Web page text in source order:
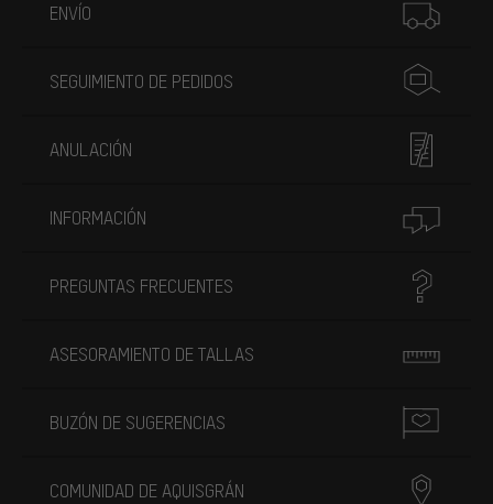
ENVÍO
SEGUIMIENTO DE PEDIDOS
ANULACIÓN
INFORMACIÓN
PREGUNTAS FRECUENTES
ASESORAMIENTO DE TALLAS
BUZÓN DE SUGERENCIAS
COMUNIDAD DE AQUISGRÁN